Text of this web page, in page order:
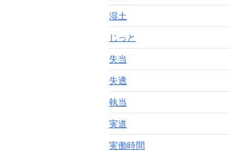
湿土
じっと
失当
失透
執当
実道
実働時間